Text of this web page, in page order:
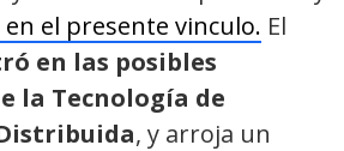
en el presente vinculo. El
en las posibles
la Tecnología de
, y arroja un